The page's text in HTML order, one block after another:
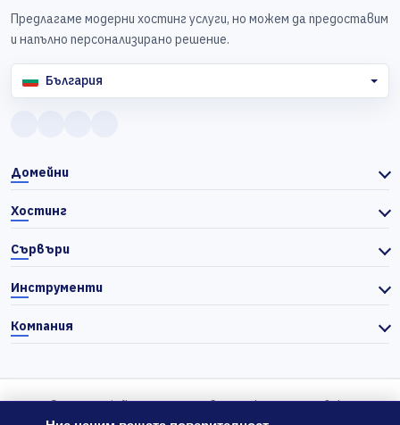
Предлагаме модерни хостинг услуги, но можем да предоставим
и напълно персонализирано решение.
България
Домейни
Хостинг
Сървъри
Инструменти
Компания
© 2026 Actiefhost. Съгласно българското търговско